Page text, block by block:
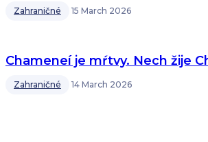
Zahraničné 15 March 2026
Chameneí je mŕtvy. Nech žije
Zahraničné 14 March 2026